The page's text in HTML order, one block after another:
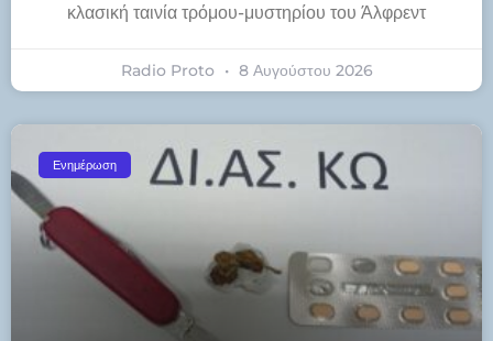
κλασική ταινία τρόμου-μυστηρίου του Άλφρεντ
Radio Proto 8 Αυγούστου 2026
Ενημέρωση